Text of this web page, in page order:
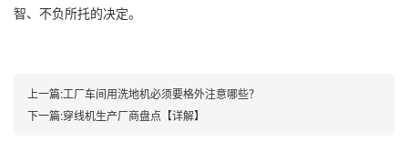
智、不负所托的决定。
上一篇:工厂车间用洗地机必须要格外注意哪些？
下一篇:穿线机生产厂商盘点【详解】